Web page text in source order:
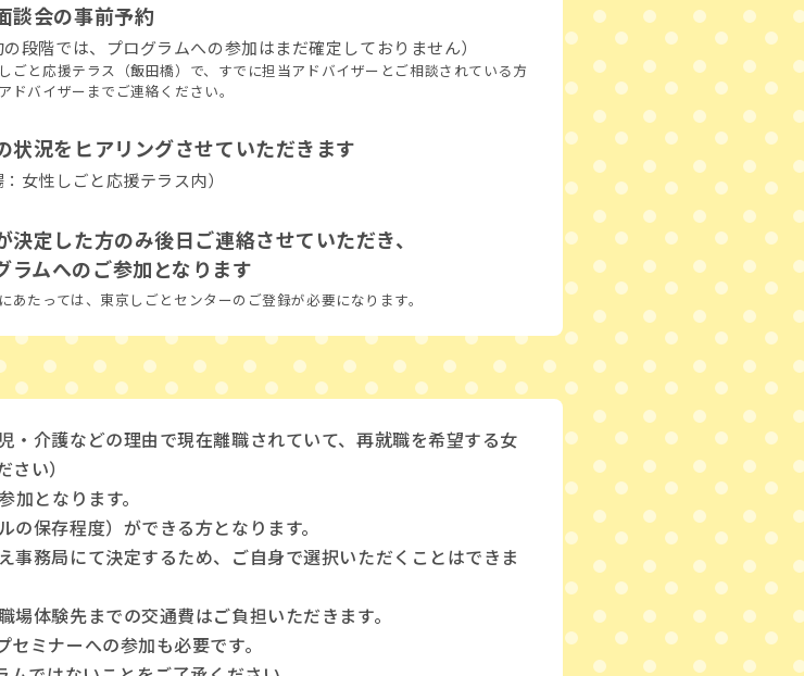
談会の事前予約
の段階では、プログラムへの参加はまだ確定しておりません）
ごと応援テラス（飯田橋）で、すでに担当アドバイザーとご相談されている方
ドバイザーまでご連絡ください。
状況をヒアリングさせていただきます
：女性しごと応援テラス内）
決定した方のみ後日ご連絡させていただき、
ラムへのご参加となります
あたっては、東京しごとセンターのご登録が必要になります。
・介護などの理由で現在離職されていて、再就職を希望する女
い）
加となります。
保存程度）ができる方となります。
事務局にて決定するため、ご自身で選択いただくことはできま
体験先までの交通費はご負担いただきます。
ミナーへの参加も必要です。